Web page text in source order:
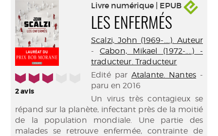
3/5
2avis
Livre numérique | EPUB
LES ENFERMÉS
Scalzi, John (1969-....). Auteur
- Cabon, Mikael (1972-....) -
traducteur. Traducteur
Edité par Atalante. Nantes -
paru en 2016
Un virus très contagieux se
répand sur la planète, infectant près de la moitié
de la population mondiale. Une partie des
malades se retrouve enfermée, contrainte de